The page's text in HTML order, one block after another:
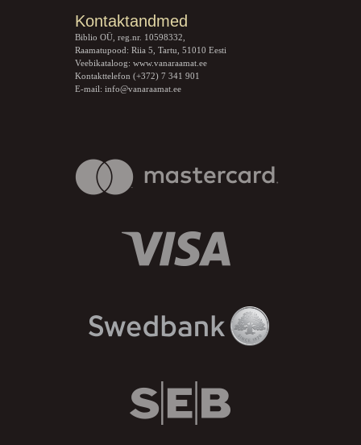
Kontaktandmed
Biblio OÜ, reg.nr. 10598332,
Raamatupood: Riia 5, Tartu, 51010 Eesti
Veebikataloog: www.vanaraamat.ee
Kontakttelefon (+372) 7 341 901
E-mail: info@vanaraamat.ee